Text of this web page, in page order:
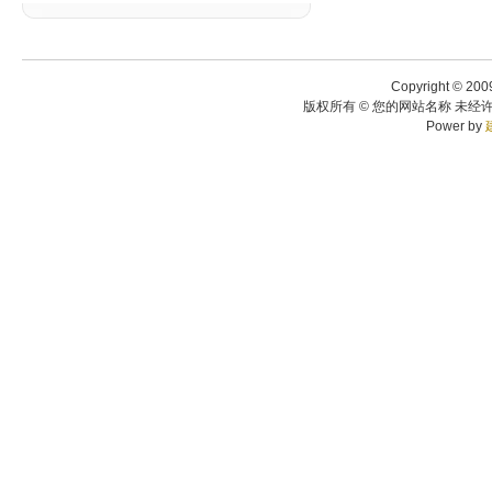
Copyright ©
版权所有 © 您的网站名称 未经
Power by